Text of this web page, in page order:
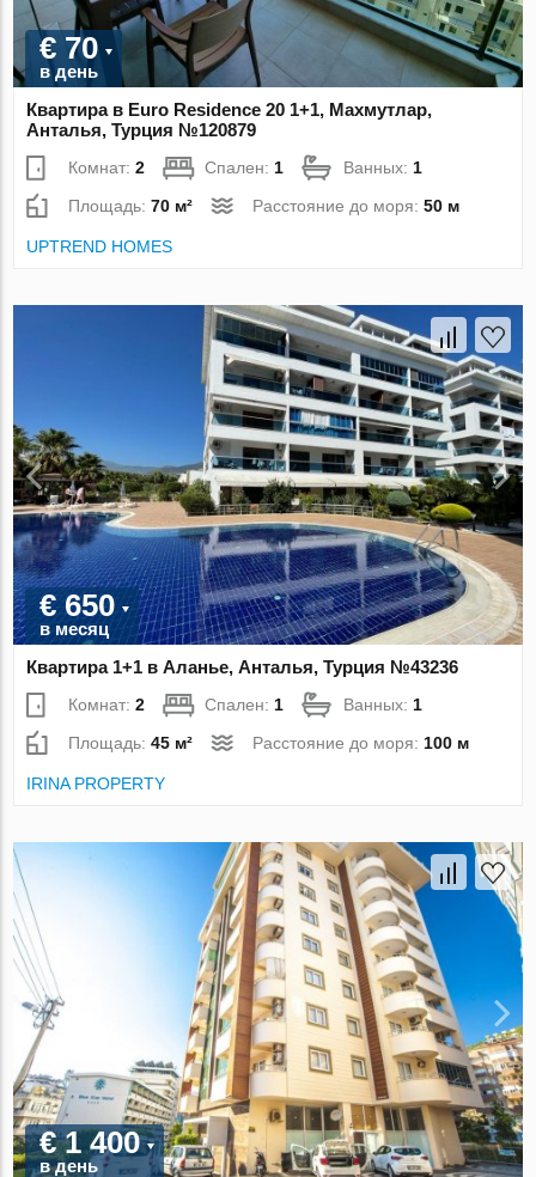
€ 70
в день
Квартира в Euro Residence 20 1+1, Махмутлар,
Анталья, Турция №120879
Комнат:2 Спален:1 Ванных:1
Площадь:70 м² Расстояние до моря:50 м
UPTREND HOMES
€ 650
в месяц
Квартира 1+1 в Аланье, Анталья, Турция №43236
Комнат:2 Спален: 1 Ванных: 1
Площадь:45 м² Расстояние до моря: 100 м
IRINA PROPERTY
€ 1 400
в день